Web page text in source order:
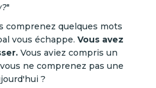
"
comprenez quelques mots
vous échappe. Vous avez
Vous aviez compris un
ne comprenez pas une
?